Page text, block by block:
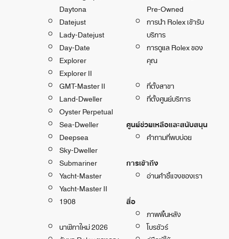
Daytona
Datejust
Lady-Datejust
Day-Date
Explorer
Explorer II
GMT-Master II
Land-Dweller
Oyster Perpetual
Sea-Dweller
Deepsea
Sky-Dweller
Submariner
Yacht-Master
Yacht-Master II
1908
นาฬิกาใหม่ 2026
Pre-Owned
การนำ Rolex เข้ารับ
บริการ
การดูแล Rolex ของ
คุณ
ที่ตั้งสาขา
ที่ตั้งศูนย์บริการ
ศูนย์ช่วยเหลือและสนับสนุน
คำถามที่พบบ่อย
การเข้าถึง
อ่านคำชี้แจงของเรา
สื่อ
ภาพพื้นหลัง
โบรชัวร์